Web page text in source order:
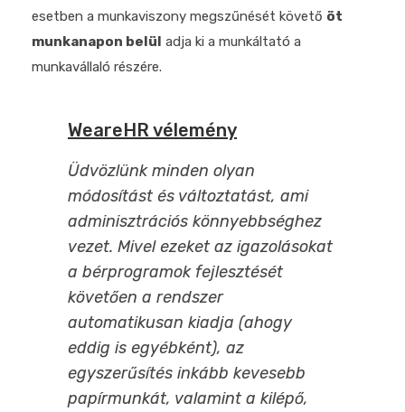
esetben a munkaviszony megszűnését követő öt
munkanapon belül adja ki a munkáltató a
munkavállaló részére.
WeareHR vélemény
Üdvözlünk minden olyan
módosítást és változtatást, ami
adminisztrációs könnyebbséghez
vezet. Mivel ezeket az igazolásokat
a bérprogramok fejlesztését
követően a rendszer
automatikusan kiadja (ahogy
eddig is egyébként), az
egyszerűsítés inkább kevesebb
papírmunkát, valamint a kilépő,